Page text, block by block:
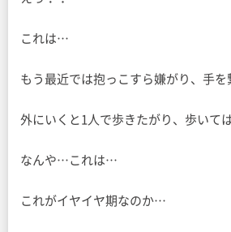
これは…
もう最近では抱っこすら嫌がり、手
外にいくと1人で歩きたがり、歩いて
なんや…これは…
これがイヤイヤ期なのか…